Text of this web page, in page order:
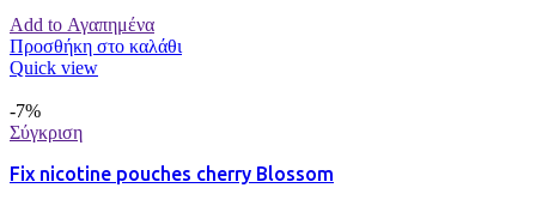
Add to Αγαπημένα
Προσθήκη στο καλάθι
Quick view
-7%
Σύγκριση
Fix nicotine pouches cherry Blossom